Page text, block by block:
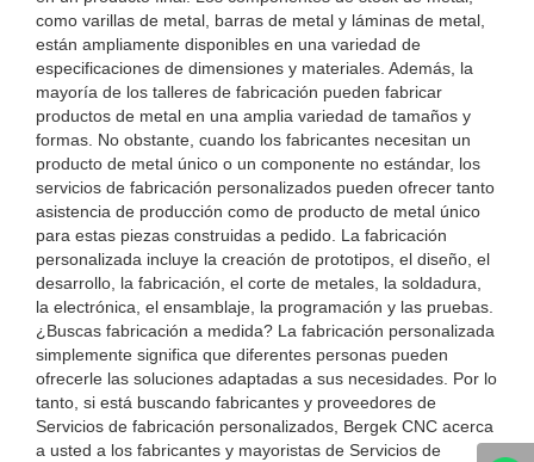
como varillas de metal, barras de metal y láminas de metal,
están ampliamente disponibles en una variedad de
especificaciones de dimensiones y materiales. Además, la
mayoría de los talleres de fabricación pueden fabricar
productos de metal en una amplia variedad de tamaños y
formas. No obstante, cuando los fabricantes necesitan un
producto de metal único o un componente no estándar, los
servicios de fabricación personalizados pueden ofrecer tanto
asistencia de producción como de producto de metal único
para estas piezas construidas a pedido. La fabricación
personalizada incluye la creación de prototipos, el diseño, el
desarrollo, la fabricación, el corte de metales, la soldadura,
la electrónica, el ensamblaje, la programación y las pruebas.
¿Buscas fabricación a medida? La fabricación personalizada
simplemente significa que diferentes personas pueden
ofrecerle las soluciones adaptadas a sus necesidades. Por lo
tanto, si está buscando fabricantes y proveedores de
Servicios de fabricación personalizados, Bergek CNC acerca
a usted a los fabricantes y mayoristas de Servicios de